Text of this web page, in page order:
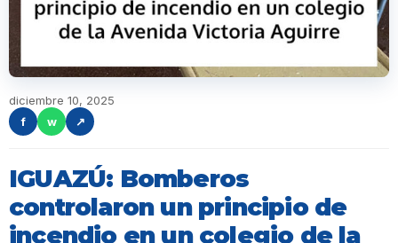
diciembre 10, 2025
f
w ↗
IGUAZÚ: Bomberos
controlaron un principio de
incendio en un colegio de la